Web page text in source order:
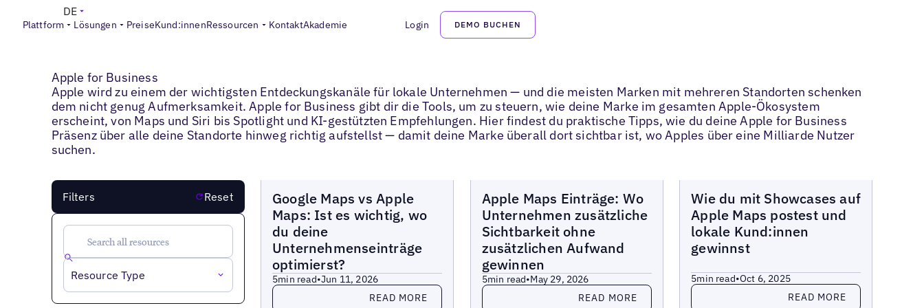
Plattform Lösungen PreiseKund:innenRessourcen KontaktAkademie Login DEMO BUCHEN
DE
Blogs>Apple for Business
Apple for Business
Apple wird zu einem der wichtigsten Entdeckungskanäle für lokale Unternehmen — und die meisten Marken mit mehreren Standorten schenken
dem nicht genug Aufmerksamkeit. Apple for Business gibt dir die Tools, um zu steuern, wie deine Marke im gesamten Apple-Ökosystem
erscheint, von Maps und Siri bis Spotlight und KI-gestützten Empfehlungen. Hier findest du praktische Tipps, wie du deine Apple for Business
Präsenz über alle deine Standorte hinweg richtig aufstellst — damit deine Marke überall dort sichtbar ist, wo Apples über eine Milliarde Nutzer
suchen.
Filters Reset
Resource Type
Google Maps vs Apple
Maps: Ist es wichtig, wo
du deine
Unternehmenseinträge
optimierst?
5min read•Jun 11, 2026
Read more READ MORE
Apple Maps Einträge: Wo
Unternehmen zusätzliche
Sichtbarkeit ohne
zusätzlichen Aufwand
gewinnen
5min read•May 29, 2026
Read more READ MORE
Wie du mit Showcases auf
Apple Maps postest und
lokale Kund:innen
gewinnst
5min read•Oct 6, 2025
Read more READ MORE